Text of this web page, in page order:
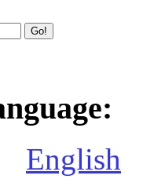
English